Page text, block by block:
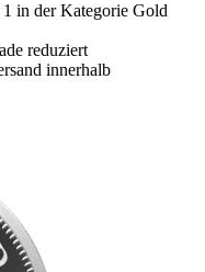
in der Kategorie Gold
reduziert
innerhalb